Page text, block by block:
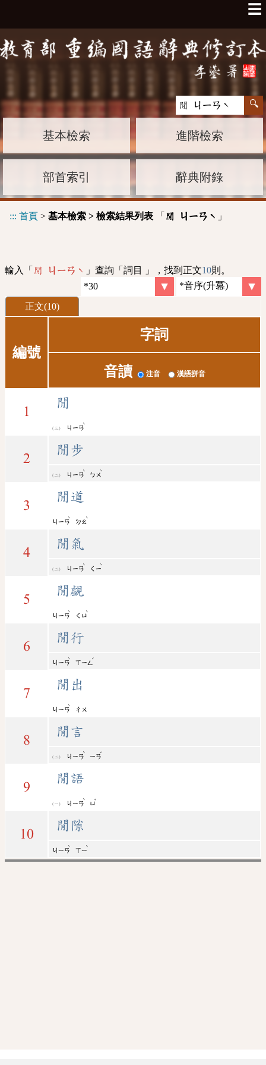
☰
基本檢索 進階檢索
部首索引 辭典附錄
::: 首頁 > 基本檢索 > 檢索結果列表 「 閒 ㄐㄧㄢˋ 」
輸入「 閒 ㄐㄧㄢˋ 」查詢「詞目 」，找到正文10則。
正文(10)
編號
字詞
音讀 注音 漢語拼音
1
閒
ㄐㄧㄢ
ˋ
2
閒步
ㄐㄧㄢ
ˋ
ㄅㄨ
ˋ
3
閒道
ㄐㄧㄢ
ˋ
ㄉㄠ
ˋ
4
閒氣
ㄐㄧㄢ
ˋ
ㄑㄧ
ˋ
5
閒覷
ㄐㄧㄢ
ˋ
ㄑㄩ
ˋ
6
閒行
ㄐㄧㄢ
ˋ
ㄒㄧㄥ
ˊ
7
閒出
ㄐㄧㄢ
ˋ
ㄔㄨ
8
閒言
ㄐㄧㄢ
ˋ
ㄧㄢ
ˊ
9
閒語
ㄐㄧㄢ
ˋ
ㄩ
ˇ
10
閒隙
ㄐㄧㄢ
ˋ
ㄒㄧ
ˋ